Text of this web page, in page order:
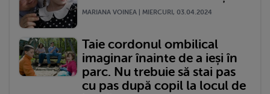
MARIANA VOINEA | MIERCURI, 03.04.2024
Taie cordonul ombilical
imaginar înainte de a ieși în
parc. Nu trebuie să stai pas
cu pas după copil la locul de